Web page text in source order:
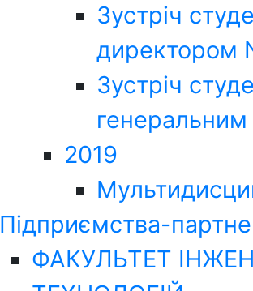
Зустріч
директором
Зустріч
2019
Підприємства-
ФАКУЛЬТЕТ